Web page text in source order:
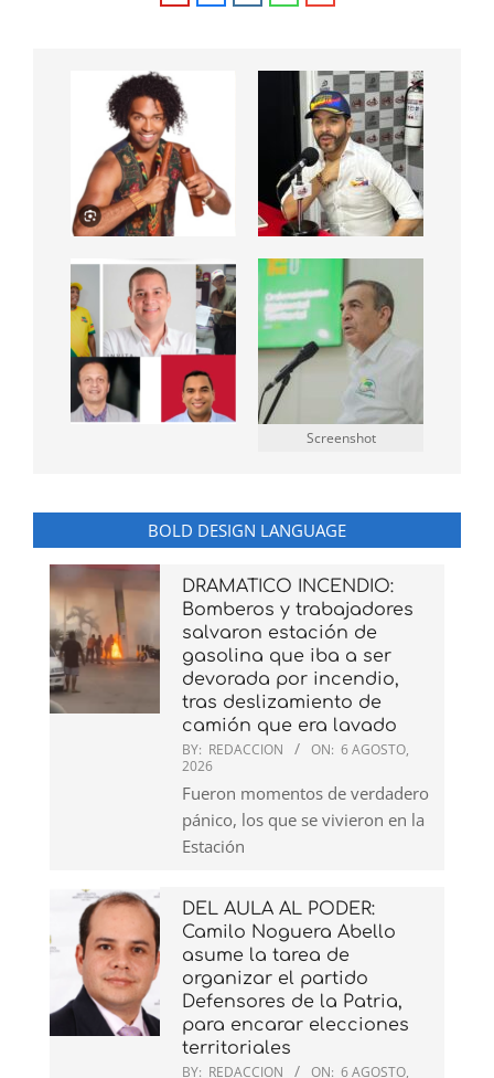
Screenshot
BOLD DESIGN LANGUAGE
DRAMATICO INCENDIO:
Bomberos y trabajadores
salvaron estación de
gasolina que iba a ser
devorada por incendio,
tras deslizamiento de
camión que era lavado
BY: REDACCION ON: 6 AGOSTO,
2026
Fueron momentos de verdadero
pánico, los que se vivieron en la
Estación
DEL AULA AL PODER:
Camilo Noguera Abello
asume la tarea de
organizar el partido
Defensores de la Patria,
para encarar elecciones
territoriales
BY: REDACCION ON: 6 AGOSTO,